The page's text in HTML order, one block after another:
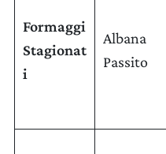
Formaggi
Stagionat
i
Albana
Passito